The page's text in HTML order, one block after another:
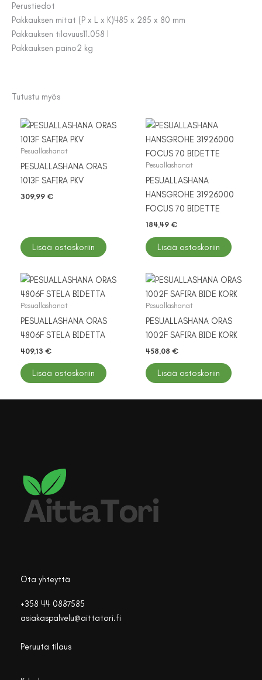
Perustiedot
Pakkauksen mitat (P x L x K)485 x 285 x 80 mm
Pakkauksen tilavuus11.058 l
Pakkauksen paino2 kg
Tutustu myös
Pesuallashanat
PESUALLASHANA ORAS
1013F SAFIRA PKV
309,99 €
Lisää ostoskoriin
Pesuallashanat
PESUALLASHANA
HANSGROHE 31926000
FOCUS 70 BIDETTE
184,49 €
Lisää ostoskoriin
Pesuallashanat
PESUALLASHANA ORAS
4806F STELA BIDETTA
409,13 €
Lisää ostoskoriin
Pesuallashanat
PESUALLASHANA ORAS
1002F SAFIRA BIDE KORK
458,08 €
Lisää ostoskoriin
Ota yhteyttä
+358 44 0887585
asiakaspalvelu@aittatori.fi
Peruuta tilaus